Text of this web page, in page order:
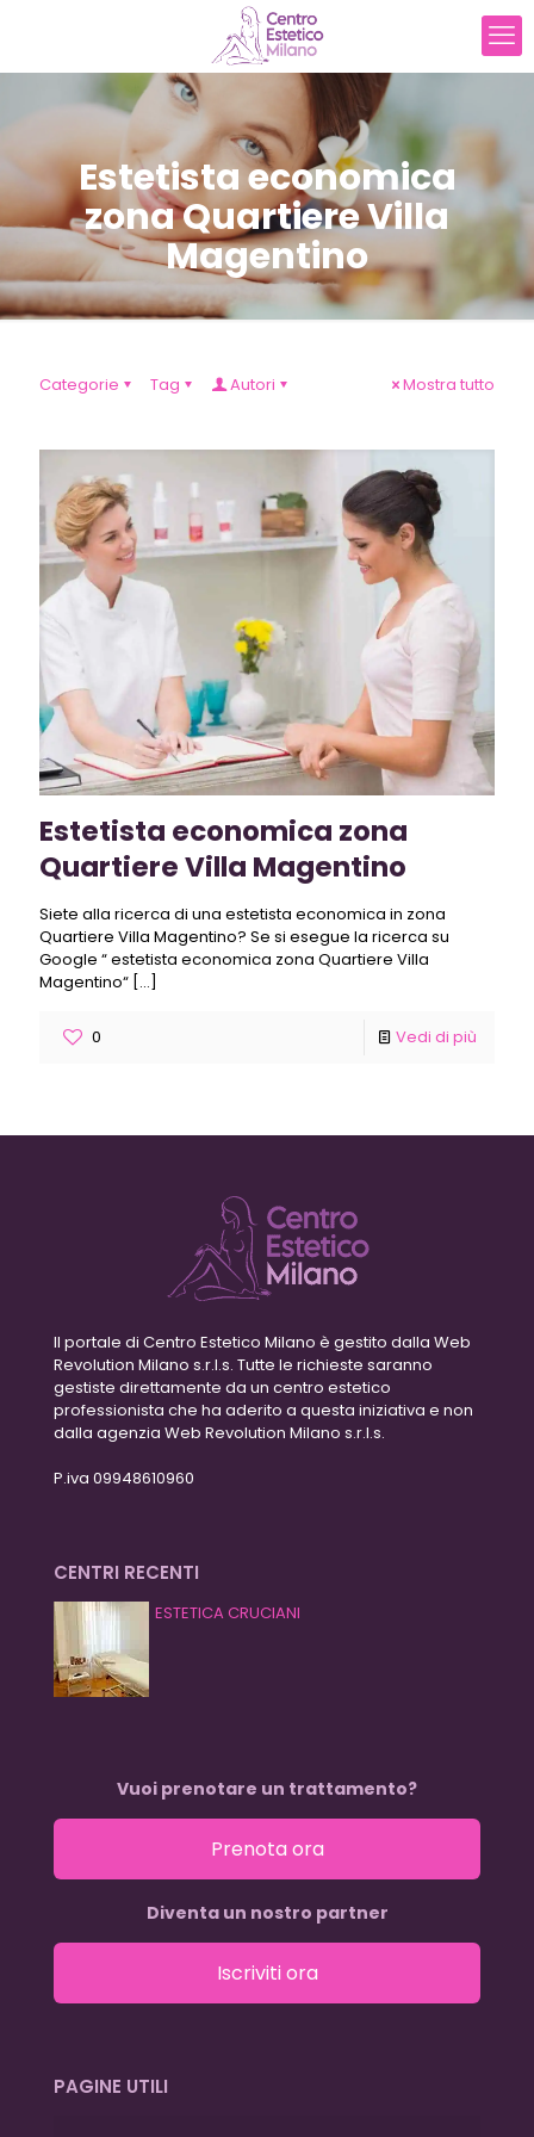
Estetista economica
zona Quartiere Villa
Magentino
Categorie Tag Autori Mostra tutto
Estetista economica zona
Quartiere Villa Magentino
Siete alla ricerca di una estetista economica in zona
Quartiere Villa Magentino? Se si esegue la ricerca su
Google “ estetista economica zona Quartiere Villa
Magentino“ […]
0 Vedi di più
Il portale di Centro Estetico Milano è gestito dalla Web
Revolution Milano s.r.l.s. Tutte le richieste saranno
gestiste direttamente da un centro estetico
professionista che ha aderito a questa iniziativa e non
dalla agenzia Web Revolution Milano s.r.l.s.
P.iva 09948610960
CENTRI RECENTI
ESTETICA CRUCIANI
Vuoi prenotare un trattamento?
Prenota ora
Diventa un nostro partner
Iscriviti ora
PAGINE UTILI